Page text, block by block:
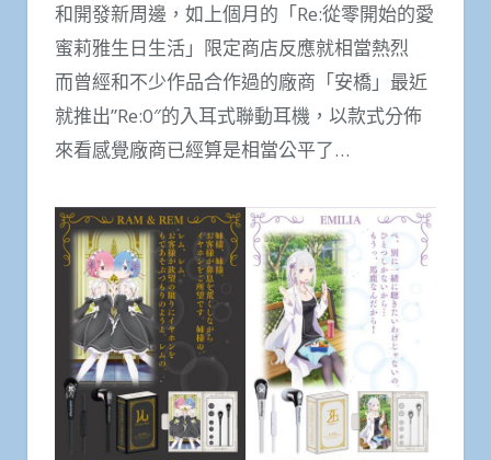
和開發新周邊，如上個月的「Re:從零開始的愛
蜜莉雅生日生活」限定商店反應就相當熱烈
而曾經和不少作品合作過的廠商「安橋」最近
就推出”Re:0″的入耳式聯動耳機，以款式分佈
來看感覺廠商已經算是相當公平了…